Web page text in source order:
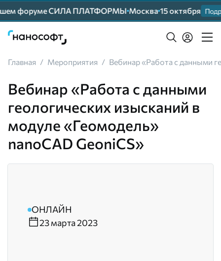
форуме СИЛА ПЛАТФОРМЫ Москва 15 октября
Главная / Мероприятия / Вебинар «Работа с данными
Вебинар «Работа с данными
геологических изысканий в
модуле «Геомодель»
nanoCAD GeoniCS»
ОНЛАЙН
23 марта 2023